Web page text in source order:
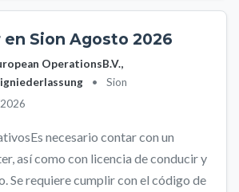
Sion Agosto 2026
OperationsB.V.,
•
Sion
necesario contar con un
así como con licencia de conducir y
Se requiere cumplir con el código de